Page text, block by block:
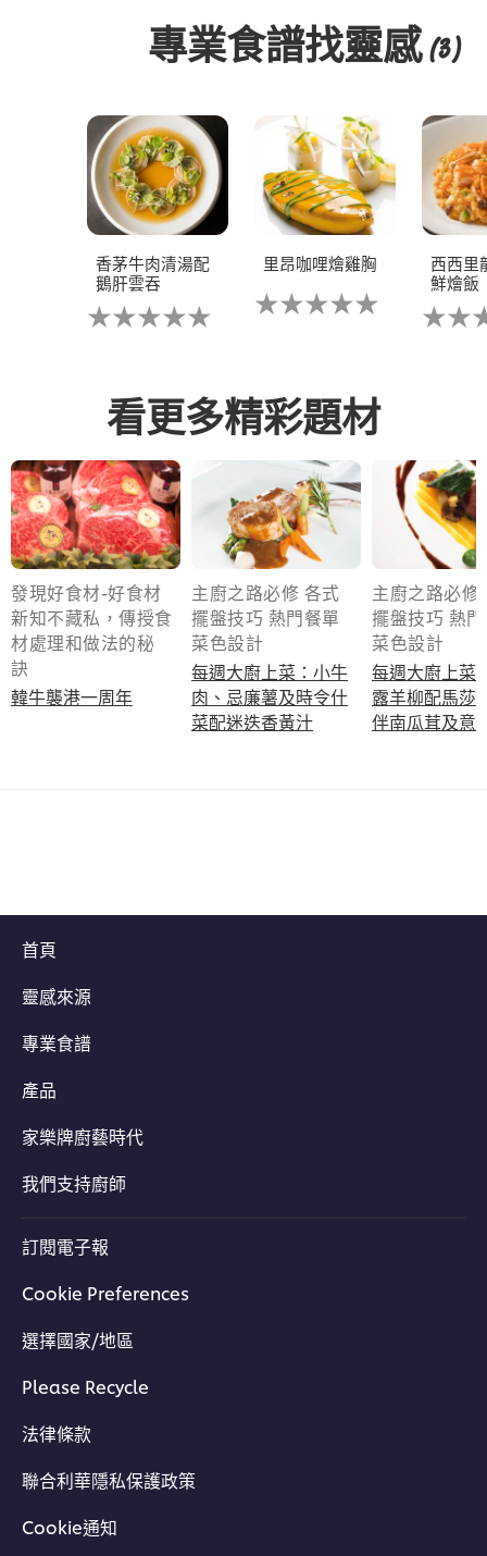
即睇牛面頰食譜
專業食譜找靈感(3)
香茅牛肉清湯配
鵝肝雲吞
没
有
recipe
评
级
里昂咖哩燴雞胸
没
有
提
交
级
西西里
鮮燴飯
没
有
级
看更多精彩題材
發現好食材-好食材
新知不藏私，傳授食
材處理和做法的秘
訣
韓牛襲港一周年
主廚之路必修 各式
擺盤技巧 熱門餐單
菜色設計
每週大廚上菜：小牛
肉、忌廉薯及時令什
菜配迷迭香黃汁
主廚之路必修
擺盤技巧 熱
菜色設計
每週大廚上菜
露羊柳配馬莎
伴南瓜茸及意
首頁
靈感來源
專業食譜
產品
家樂牌廚藝時代
我們支持廚師
訂閱電子報
Cookie Preferences
選擇國家/地區
Please Recycle
法律條款
聯合利華隱私保護政策
Cookie通知